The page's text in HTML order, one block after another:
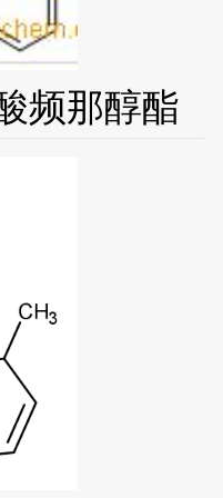
频那醇酯